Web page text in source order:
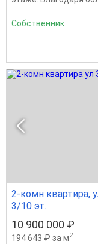
Собственник
2-комн квартира,
3/10 эт.
10 900 000 ₽
194 643 ₽ за м2